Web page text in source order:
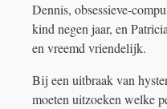
Dennis, obsessieve-
kind negen jaar, en
en vreemd vriendelijk.
Bij een uitbraak van
moeten uitzoeken welke